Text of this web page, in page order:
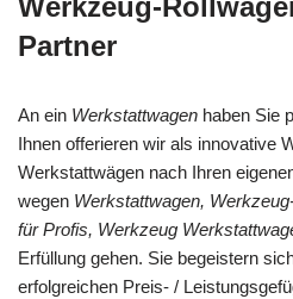
Partner
An ein Werkstattwagen haben Sie
Ihnen offerieren wir als innovative
Werkstattwägen nach Ihren
wegen Werkstattwagen,
für Profis, Werkzeug
Erfüllung gehen. Sie begeistern
erfolgreichen Preis- /